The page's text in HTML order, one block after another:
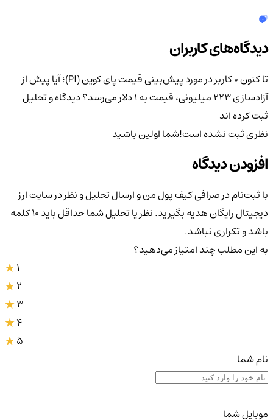
دیدگاه‌های کاربران
تا کنون 0 کاربر در مورد
پیش‌بینی قیمت پای کوین (PI)؛ آیا پیش از
آزادسازی ۲۲۳ میلیونی، قیمت به ۱ دلار می‌رسد؟
دیدگاه و تحلیل
ثبت کرده اند
نظری ثبت نشده است!شما اولین باشید
افزودن دیدگاه
با ثبت‌نام در صرافی کیف پول من و ارسال تحلیل و نظر در سایت ارز
دیجیتال رایگان هدیه بگیرید. نظر یا تحلیل شما حداقل باید ۱۰ کلمه
باشد و تکراری نباشد.
به این مطلب چند امتیاز می‌دهید؟
3
4
5
نام شما
موبایل شما